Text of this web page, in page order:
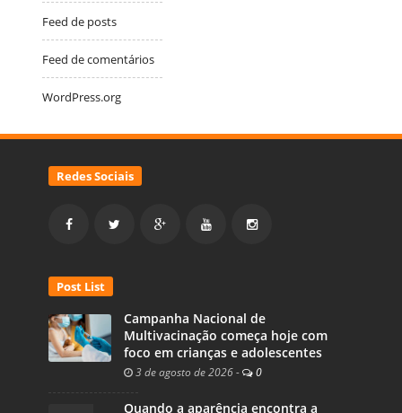
Feed de posts
Feed de comentários
WordPress.org
Redes Sociais
Post List
Campanha Nacional de
Multivacinação começa hoje com
foco em crianças e adolescentes
3 de agosto de 2026 - 0
Quando a aparência encontra a